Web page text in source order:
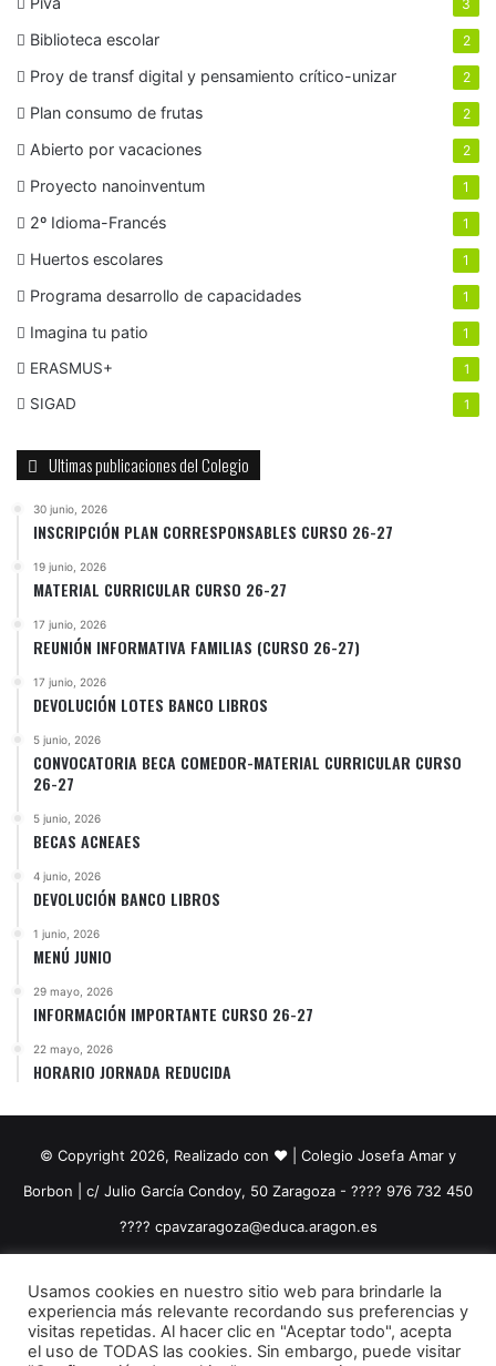
3
Biblioteca escolar 2
Proy de transf digital y pensamiento crítico-unizar 2
Plan consumo de frutas 2
Abierto por vacaciones 2
Proyecto nanoinventum 1
2º Idioma-Francés 1
Huertos escolares 1
Programa desarrollo de capacidades 1
Imagina tu patio 1
ERASMUS+ 1
SIGAD 1
Ultimas publicaciones del Colegio
30 junio, 2026
INSCRIPCIÓN PLAN CORRESPONSABLES CURSO 26-27
19 junio, 2026
MATERIAL CURRICULAR CURSO 26-27
17 junio, 2026
REUNIÓN INFORMATIVA FAMILIAS (CURSO 26-27)
17 junio, 2026
DEVOLUCIÓN LOTES BANCO LIBROS
5 junio, 2026
CONVOCATORIA BECA COMEDOR-MATERIAL CURRICULAR CURSO
26-27
5 junio, 2026
BECAS ACNEAES
4 junio, 2026
DEVOLUCIÓN BANCO LIBROS
1 junio, 2026
MENÚ JUNIO
29 mayo, 2026
INFORMACIÓN IMPORTANTE CURSO 26-27
22 mayo, 2026
HORARIO JORNADA REDUCIDA
© Copyright 2026, Realizado con ❤️ | Colegio Josefa Amar y
Borbon | c/ Julio García Condoy, 50 Zaragoza - ???? 976 732 450
????​ cpavzaragoza@educa.aragon.es
FacebookYouTubeInstagram
Usamos cookies en nuestro sitio web para brindarle la
experiencia más relevante recordando sus preferencias y
visitas repetidas. Al hacer clic en "Aceptar todo", acepta
el uso de TODAS las cookies. Sin embargo, puede visitar